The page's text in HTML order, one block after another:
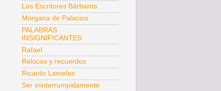
Los Escritores Bárbaros
Morgana de Palacios
PALABRAS
INSIGNIFICANTES
Rafael
Relocos y recuerdos
Ricardo Lamelas
Ser ininterrumpidamente